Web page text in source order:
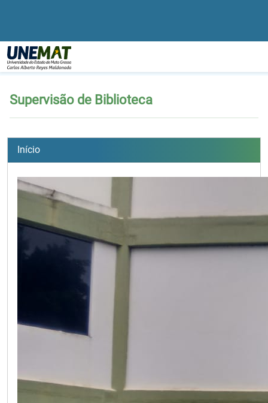
Página Inicial
Supervisão de Biblioteca
Início